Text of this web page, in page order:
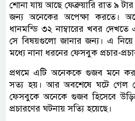
শোনা যায় আছে ফেব্রুয়ারি রাত ৯
জন্য অনেকের অপেক্ষা করতে।
ধানমন্ডি ৩২ নাম্বারের খবর
সে বিষয়গুলো জানার জন্য। এ নিয়ে
মধ্যে নানা ধরনের ফেসবুক প্রচার-
প্রথমে এটি অনেককে গুজব মনে
সত্য হয়। আর অবশেষে ঘটে গেল
ফেসবুকে অনেকে গুজব হিসেবে
প্রচারণের ঘটনায় সত্যি হয়েছে।